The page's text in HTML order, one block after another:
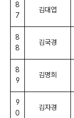
8
7
김대엽
8
8
김국경
8
9
김명희
9
0
김자경